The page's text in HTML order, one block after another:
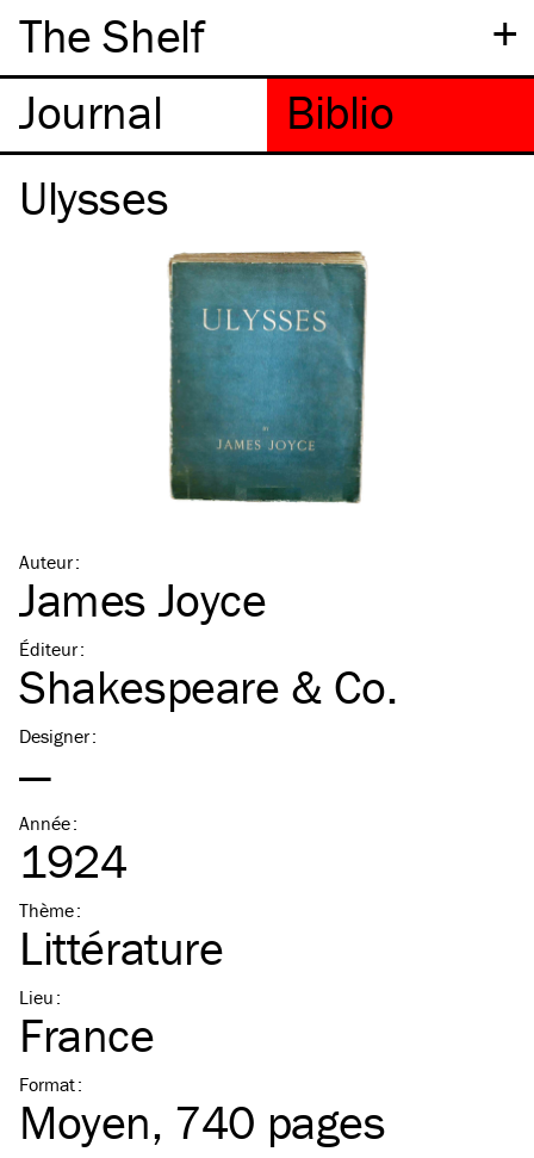
+
The Shelf
Ulysses
Auteur:
James Joyce
Éditeur:
Shakespeare & Co.
Designer:
—
Année:
1924
Thème:
Littérature
Lieu :
France
Format:
Moyen, 740 pages